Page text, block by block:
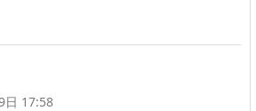
日 17:58